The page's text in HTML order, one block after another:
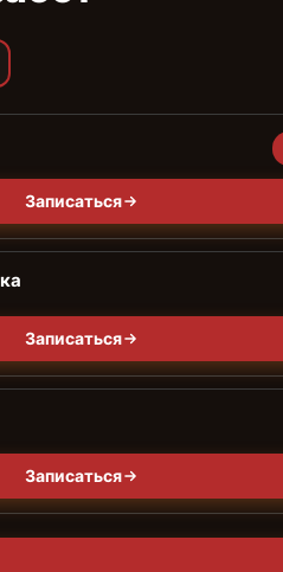
Записаться
Записаться
Записаться